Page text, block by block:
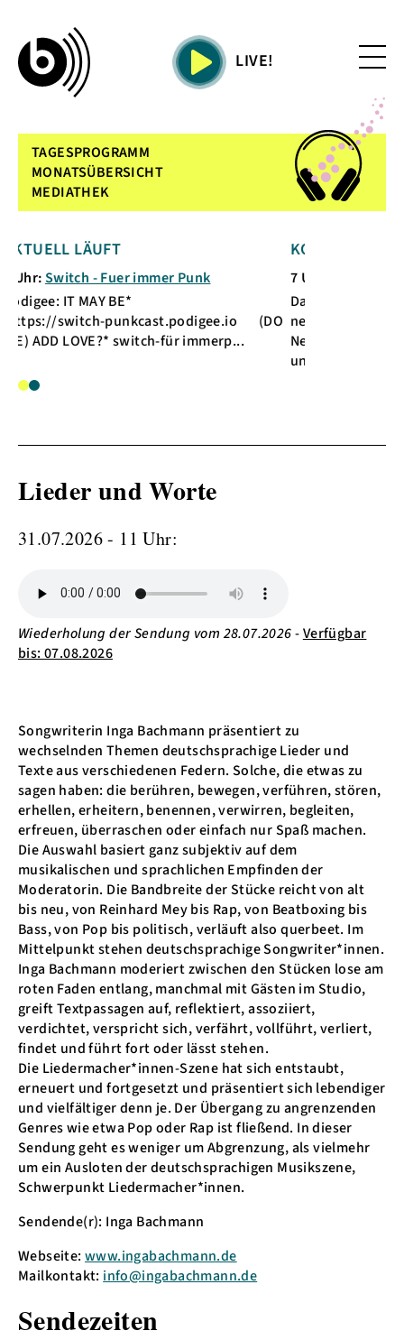
LIVE!
LÄUFT
- Fuer immer Punk
IT MAY BE*
punkcast.podigee.io (DO
LOVE?* switch-für immerp...
KOMMENDE SENDUNG
Sonar
Das regionale
neuesten
Nebensächlichkeiten im
und ort...
TAGESPROGRAMM
MONATSÜBERSICHT
MEDIATHEK
Lieder und Worte
31.07.2026 - 11 Uhr:
Wiederholung der Sendung vom 28.07.2026-Verfügbar
bis: 07.08.2026
Songwriterin Inga Bachmann präsentiert zu
wechselnden Themen deutschsprachige Lieder und
Texte aus verschiedenen Federn. Solche, die etwas zu
sagen haben: die berühren, bewegen, verführen, stören,
erhellen, erheitern, benennen, verwirren, begleiten,
erfreuen, überraschen oder einfach nur Spaß machen.
Die Auswahl basiert ganz subjektiv auf dem
musikalischen und sprachlichen Empfinden der
Moderatorin. Die Bandbreite der Stücke reicht von alt
bis neu, von Reinhard Mey bis Rap, von Beatboxing bis
Bass, von Pop bis politisch, verläuft also querbeet. Im
Mittelpunkt stehen deutschsprachige Songwriter*innen.
Inga Bachmann moderiert zwischen den Stücken lose am
roten Faden entlang, manchmal mit Gästen im Studio,
greift Textpassagen auf, reflektiert, assoziiert,
verdichtet, verspricht sich, verfährt, vollführt, verliert,
findet und führt fort oder lässt stehen.
Die Liedermacher*innen-Szene hat sich entstaubt,
erneuert und fortgesetzt und präsentiert sich lebendiger
und vielfältiger denn je. Der Übergang zu angrenzenden
Genres wie etwa Pop oder Rap ist fließend. In dieser
Sendung geht es weniger um Abgrenzung, als vielmehr
um ein Ausloten der deutschsprachigen Musikszene,
Schwerpunkt Liedermacher*innen.
Sendende(r): Inga Bachmann
Webseite:www.ingabachmann.de
Mailkontakt: info@ingabachmann.de
Sendezeiten